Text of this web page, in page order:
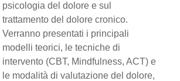
psicologia del dolore e sul
trattamento del dolore cronico.
Verranno presentati i principali
modelli teorici, le tecniche di
intervento (CBT, Mindfulness, ACT) e
le modalità di valutazione del dolore,